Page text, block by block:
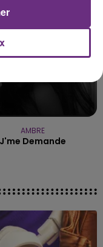
AMBRE
J'me Demande